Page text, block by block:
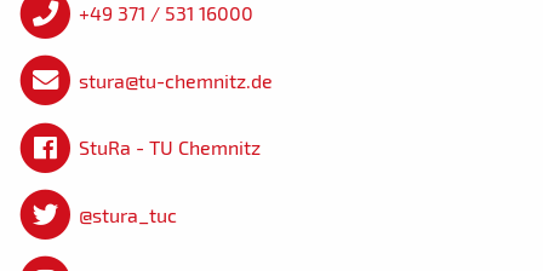
+49 371 / 531 16000
stura@tu-chemnitz.de
StuRa - TU Chemnitz
@stura_tuc